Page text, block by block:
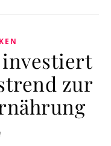
investiert
zur